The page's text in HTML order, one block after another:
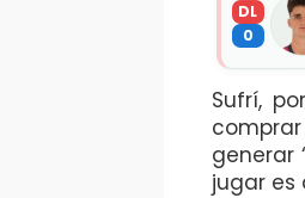
DL
0
Sufrí,
generar
jugar es